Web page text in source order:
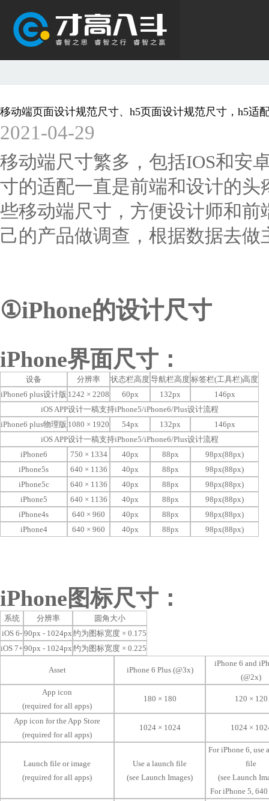
移动端页面设计规范尺寸、h5页面设计规范尺寸，h5适
2021-04-29
移动端尺寸繁多，包括IOS和安
寸的适配一直是前端和设计的
些移动端尺寸，方便设计师和
己的产品做调查，根据数据去做
①iPhone的设计尺寸
iPhone界面尺寸：
设备 分辨率 状态栏高度导航栏高度标签栏(工具栏)高度
iPhone6 plus设计版 1242 × 2208 60px 132px
146px
iOS APP设计一稿支持iPhone5/iPhone6/Plus设计流程
iPhone6 plus物理版 1080 × 1920 54px 132px
146px
iOS APP设计一稿支持iPhone5/iPhone6/Plus设计流程
iPhone6
750 × 1334 40px 88px
98px(88px)
iPhone5s
640 × 1136 40px 88px
98px(88px)
iPhone5c
640 × 1136 40px 88px
98px(88px)
iPhone5
640 × 1136 40px 88px
98px(88px)
iPhone4s
640 × 960 40px 88px
98px(88px)
iPhone4
640 × 960 40px 88px 98px(88px)
iPhone图标尺寸：
系统 分辨率
圆角大小
iOS 6- 90px - 1024px 约为图标宽度 × 0.175
iOS 7+90px - 1024px 约为图标宽度 × 0.225
Asset iPhone 6 Plus (@3x)
iPhone 6 and
(@2x)
App icon
(required for all apps)
180 × 180 120 × 120
App icon for the App Store
(required for all apps)
1024 × 1024 1024 ×
Launch file or image
(required for all apps)
Use a launch file
(see Launch Images)
For iPhone 6, use
file
(see Launch
For iPhone 5,